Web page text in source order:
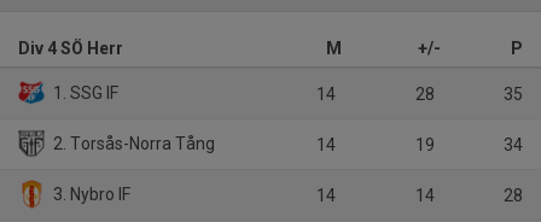
Div 4 SÖ Herr M +/- P
1. SSG IF 14 28 35
2. Torsås-Norra Tång 14 19 34
3. Nybro IF 14 14 28